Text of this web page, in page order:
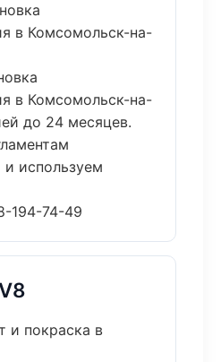
в Комсомольск-на-
в Комсомольск-на-
до 24 месяцев.
и используем
194-74-49
и покраска в